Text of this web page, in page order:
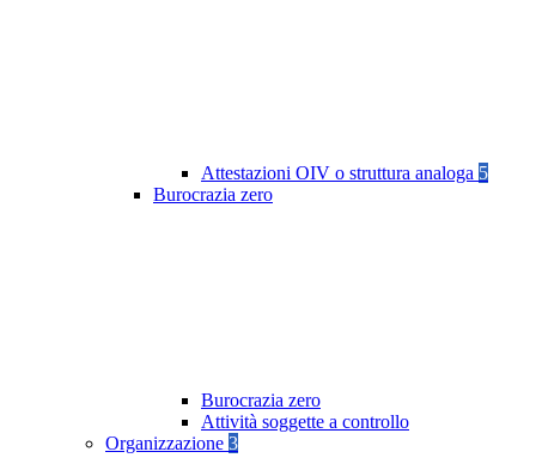
Attestazioni OIV o struttura analoga 5
Burocrazia zero
Burocrazia zero
Attività soggette a controllo
Organizzazione 3